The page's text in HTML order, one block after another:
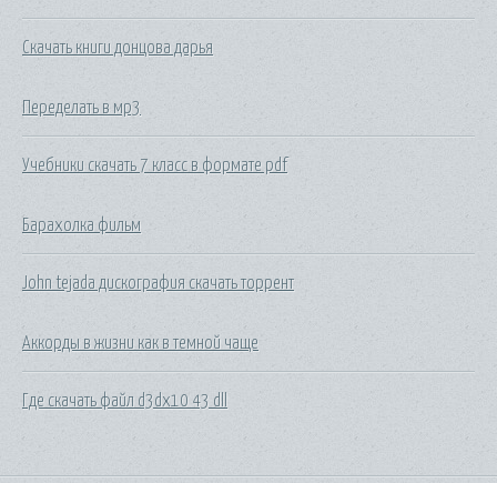
Скачать книги донцова дарья
Переделать в мр3
Учебники скачать 7 класс в формате pdf
Барахолка фильм
John tejada дискография скачать торрент
Аккорды в жизни как в темной чаще
Где скачать файл d3dx10 43 dll